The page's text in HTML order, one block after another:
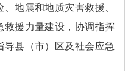
地震和地质灾害救援、
救援力量建设，协调指挥
县（市）区及社会应急